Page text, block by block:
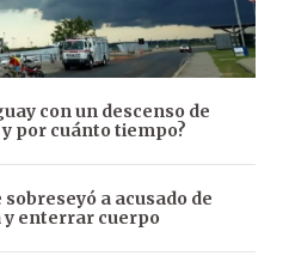
con un descenso de
y por cuánto tiempo?
a acusado de
y enterrar cuerpo